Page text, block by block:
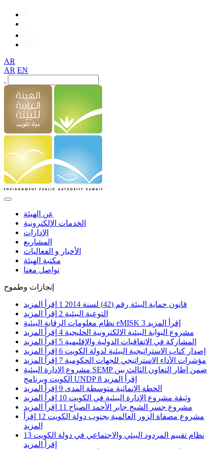
AR
AR EN
عن الهيئة
الخدمات الإلكترونية
الإدارات
المشاريع
الأخبار و الفعاليات
مكتبة الهيئة
تواصل معنا
إنجازات وطموح
قانون حماية البيئة رقم (42) لسنة 2014 1 إقرأ المزيد
التوعية البيئية 2 إقرأ المزيد
نظام معلومات الرقابة البيئية eMISK 3 إقرأ المزيد
مشروع البوابة البيئية الالكترونية الخليجية 4 إقرأ المزيد
المشاركة في الاتفاقيات الدولية والإقليمية 5 إقرأ المزيد
إصدار كتاب الاستراتيجية البيئية لدولة الكويت 6 إقرأ المزيد
مؤشرات الأداء الاستراتيجي للجهات الحكومية 7 إقرأ المزيد
مشروع الإدارة البيئية SEMP ضمن إطار التعاون الثالث بين
الكويت وبرنامج UNDP8 إقرأ المزيد
الخطة الإنمائية متوسطة المدى 9 إقرأ المزيد
وثيقة مشروع الإدارة البيئية في الكويت 10 إقرأ المزيد
مشروع جسر الشيخ جابر الأحمد الصباح 11 إقرأ المزيد
مشروع مصفاة الزور العالمية بجنوب دولة الكويت 12 إقرأ
المزيد
نظام تقييم المردود البيئي والاجتماعي في دولة الكويت 13
إقرأ المزيد